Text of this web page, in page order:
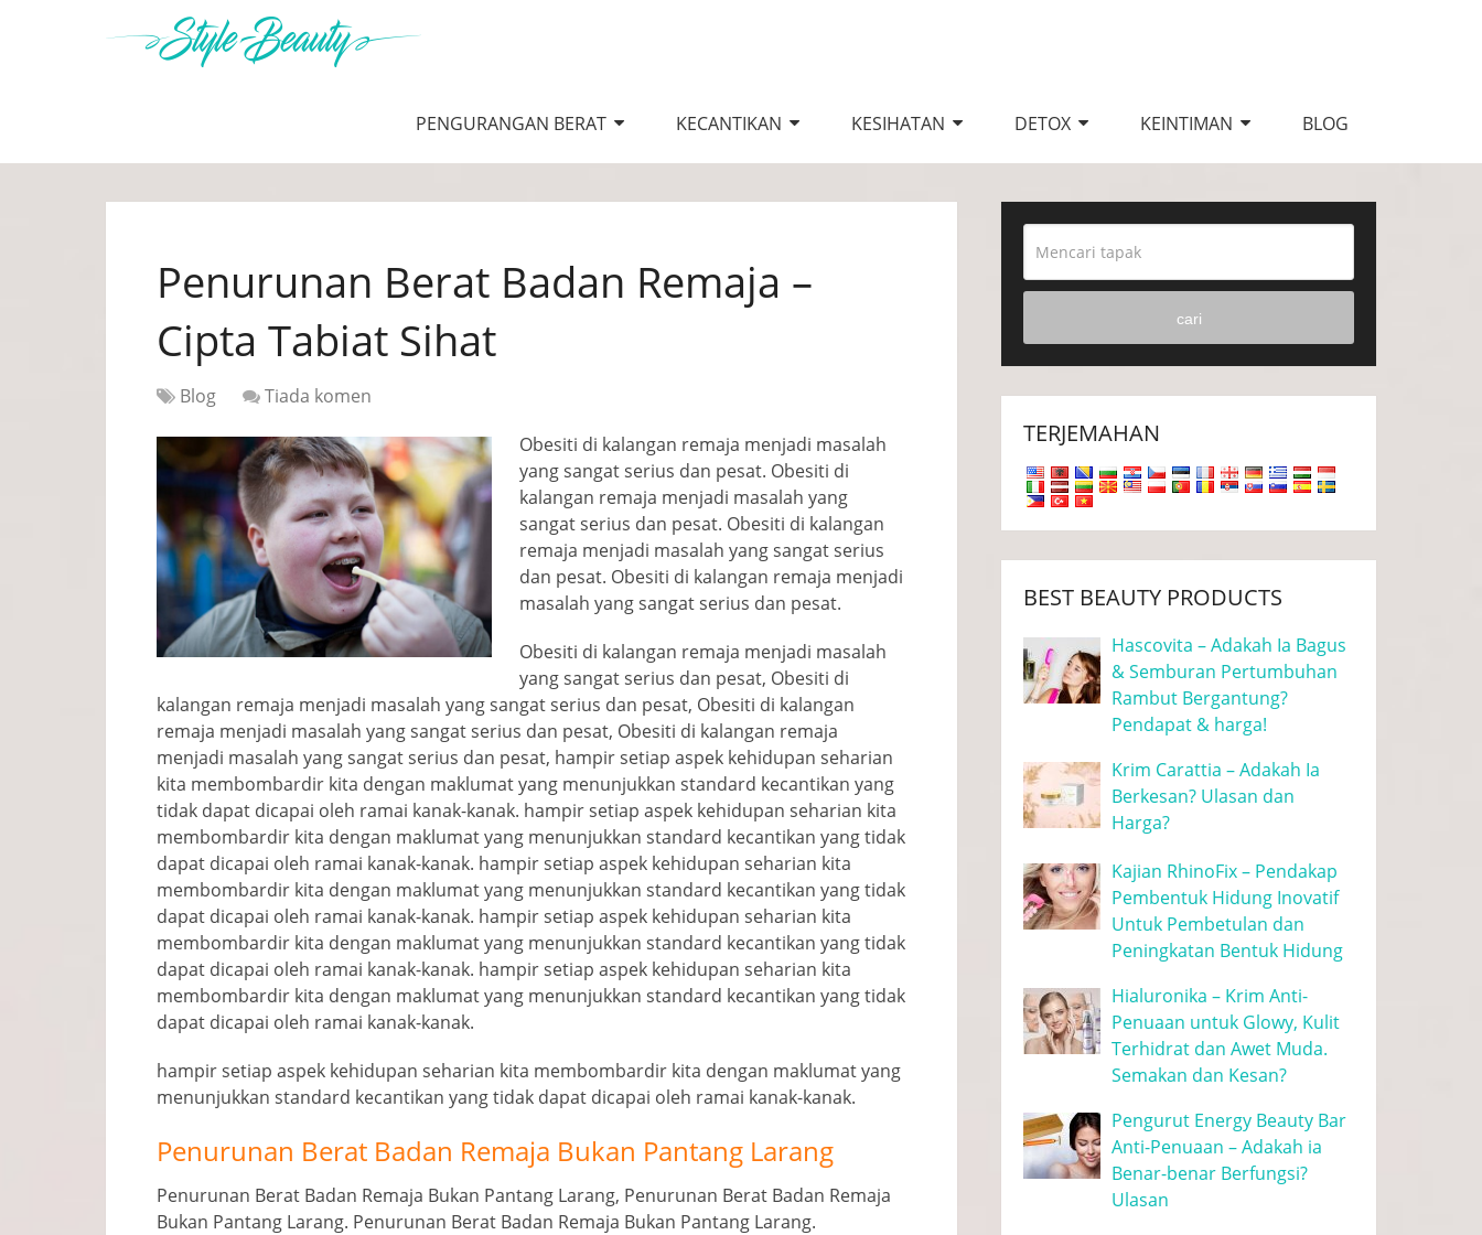
PENGURANGAN BERAT KECANTIKAN KESIHATAN DETOX KEINTIMAN BLOG
Penurunan Berat Badan Remaja –
Cipta Tabiat Sihat
Blog
Tiada komen
Obesiti di kalangan remaja menjadi masalah
yang sangat serius dan pesat. Obesiti di
kalangan remaja menjadi masalah yang
sangat serius dan pesat. Obesiti di kalangan
remaja menjadi masalah yang sangat serius
dan pesat. Obesiti di kalangan remaja menjadi
masalah yang sangat serius dan pesat.
Obesiti di kalangan remaja menjadi masalah
yang sangat serius dan pesat, Obesiti di
kalangan remaja menjadi masalah yang sangat serius dan pesat, Obesiti di kalangan
remaja menjadi masalah yang sangat serius dan pesat, Obesiti di kalangan remaja
menjadi masalah yang sangat serius dan pesat, hampir setiap aspek kehidupan seharian
kita membombardir kita dengan maklumat yang menunjukkan standard kecantikan yang
tidak dapat dicapai oleh ramai kanak-kanak. hampir setiap aspek kehidupan seharian kita
membombardir kita dengan maklumat yang menunjukkan standard kecantikan yang tidak
dapat dicapai oleh ramai kanak-kanak. hampir setiap aspek kehidupan seharian kita
membombardir kita dengan maklumat yang menunjukkan standard kecantikan yang tidak
dapat dicapai oleh ramai kanak-kanak. hampir setiap aspek kehidupan seharian kita
membombardir kita dengan maklumat yang menunjukkan standard kecantikan yang tidak
dapat dicapai oleh ramai kanak-kanak. hampir setiap aspek kehidupan seharian kita
membombardir kita dengan maklumat yang menunjukkan standard kecantikan yang tidak
dapat dicapai oleh ramai kanak-kanak.
hampir setiap aspek kehidupan seharian kita membombardir kita dengan maklumat yang
menunjukkan standard kecantikan yang tidak dapat dicapai oleh ramai kanak-kanak.
Penurunan Berat Badan Remaja Bukan Pantang Larang
Penurunan Berat Badan Remaja Bukan Pantang Larang, Penurunan Berat Badan Remaja
Bukan Pantang Larang. Penurunan Berat Badan Remaja Bukan Pantang Larang.
cari
TERJEMAHAN
BEST BEAUTY PRODUCTS
Hascovita – Adakah Ia Bagus
& Semburan Pertumbuhan
Rambut Bergantung?
Pendapat & harga!
Krim Carattia – Adakah Ia
Berkesan? Ulasan dan
Harga?
Kajian RhinoFix – Pendakap
Pembentuk Hidung Inovatif
Untuk Pembetulan dan
Peningkatan Bentuk Hidung
Hialuronika – Krim Anti-
Penuaan untuk Glowy, Kulit
Terhidrat dan Awet Muda.
Semakan dan Kesan?
Pengurut Energy Beauty Bar
Anti-Penuaan – Adakah ia
Benar-benar Berfungsi?
Ulasan